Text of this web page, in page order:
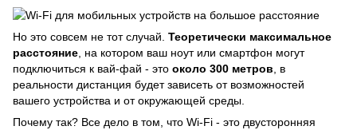
Но это совсем не тот случай. Теоретически максимальное
расстояние, на котором ваш ноут или смартфон могут
подключиться к вай-фай - это около 300 метров, в
реальности дистанция будет зависеть от возможностей
вашего устройства и от окружающей среды.
Почему так? Все дело в том, что Wi-Fi - это двусторонняя